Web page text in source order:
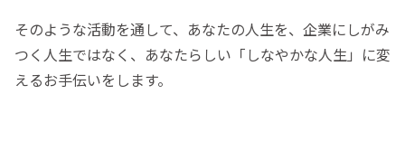
そのような活動を通して、あなたの人生を、企業にしがみ
つく人生ではなく、あなたらしい「しなやかな人生」に変
えるお手伝いをします。